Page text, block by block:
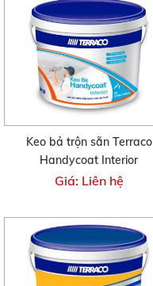
Keo bả trộn sẵn Terraco
Handycoat Interior
Giá: Liên hệ